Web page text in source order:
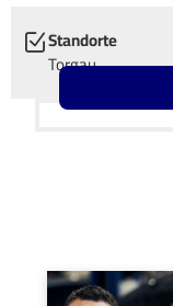
Standorte
Torgau